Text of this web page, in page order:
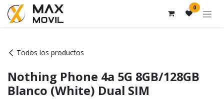
Ir al contenido 0
Todos los productos
Nothing Phone 4a 5G 8GB/128GB
Blanco (White) Dual SIM